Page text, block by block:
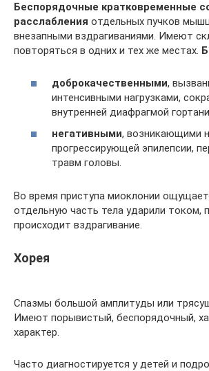
Беспорядочные кратковременные
расслабления отдельных пучков
внезапными вздрагиваниями. Имеют
повторяться в одних и тех же местах.
доброкачественными,
интенсивными нагрузками,
внутренней диафрагмой
негативными, возникающими
прогрессирующей эпилепсии,
травм головы.
Во время приступа миоклонии
отдельную часть тела ударили током,
происходит вздрагивание.
Хорея
Спазмы большой амплитуды или
Имеют порывистый, беспорядочный,
характер.
Часто диагностируется у детей и